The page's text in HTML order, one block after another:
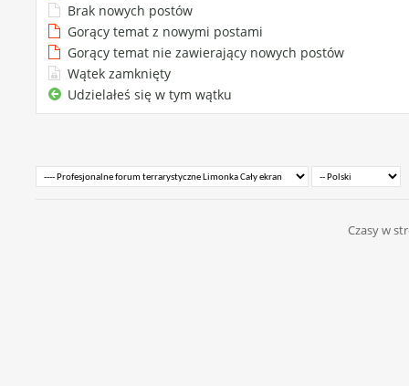
Brak nowych postów
Gorący temat z nowymi postami
Gorący temat nie zawierający nowych postów
Wątek zamknięty
Udzielałeś się w tym wątku
Czasy w